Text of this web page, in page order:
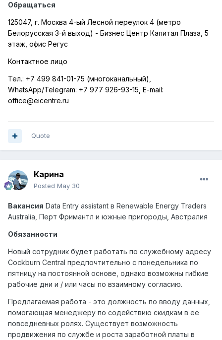
Обращаться
125047, г. Москва 4-ый Лесной переулок 4 (метро
Белорусская 3-й выход) - Бизнес Центр Капитал Плаза, 5
этаж, офис Регус
Контактное лицо
Тел.: +7 499 841-01-75 (многоканальный),
WhatsApp/Telegram: +7 977 926-93-15, E-mail:
office@eicentre.ru
Quote
Карина
Posted May 30
Вакансия Data Entry assistant в Renewable Energy Traders
Australia, Перт Фримантл и южные пригороды, Австралия
Обязанности
Новый сотрудник будет работать по служебному адресу
Cockburn Central предпочтительно с понедельника по
пятницу на постоянной основе, однако возможны гибкие
рабочие дни и / или часы по взаимному согласию.
Предлагаемая работа - это должность по вводу данных,
помогающая менеджеру по содействию скидкам в ее
повседневных ролях. Существует возможность
продвижения по службе и роста заработной платы в